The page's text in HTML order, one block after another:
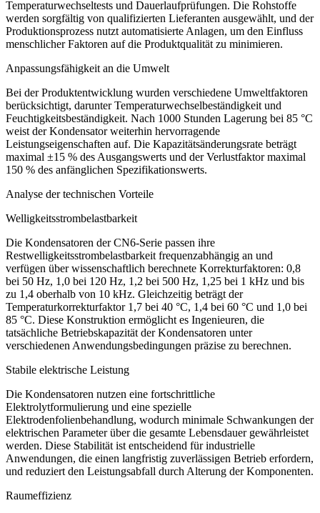
Temperaturwechseltests und Dauerlaufprüfungen. Die Rohstoffe
werden sorgfältig von qualifizierten Lieferanten ausgewählt, und der
Produktionsprozess nutzt automatisierte Anlagen, um den Einfluss
menschlicher Faktoren auf die Produktqualität zu minimieren.
Anpassungsfähigkeit an die Umwelt
Bei der Produktentwicklung wurden verschiedene Umweltfaktoren
berücksichtigt, darunter Temperaturwechselbeständigkeit und
Feuchtigkeitsbeständigkeit. Nach 1000 Stunden Lagerung bei 85 °C
weist der Kondensator weiterhin hervorragende
Leistungseigenschaften auf. Die Kapazitätsänderungsrate beträgt
maximal ±15 % des Ausgangswerts und der Verlustfaktor maximal
150 % des anfänglichen Spezifikationswerts.
Analyse der technischen Vorteile
Welligkeitsstrombelastbarkeit
Die Kondensatoren der CN6-Serie passen ihre
Restwelligkeitsstrombelastbarkeit frequenzabhängig an und
verfügen über wissenschaftlich berechnete Korrekturfaktoren: 0,8
bei 50 Hz, 1,0 bei 120 Hz, 1,2 bei 500 Hz, 1,25 bei 1 kHz und bis
zu 1,4 oberhalb von 10 kHz. Gleichzeitig beträgt der
Temperaturkorrekturfaktor 1,7 bei 40 °C, 1,4 bei 60 °C und 1,0 bei
85 °C. Diese Konstruktion ermöglicht es Ingenieuren, die
tatsächliche Betriebskapazität der Kondensatoren unter
verschiedenen Anwendungsbedingungen präzise zu berechnen.
Stabile elektrische Leistung
Die Kondensatoren nutzen eine fortschrittliche
Elektrolytformulierung und eine spezielle
Elektrodenfolienbehandlung, wodurch minimale Schwankungen der
elektrischen Parameter über die gesamte Lebensdauer gewährleistet
werden. Diese Stabilität ist entscheidend für industrielle
Anwendungen, die einen langfristig zuverlässigen Betrieb erfordern,
und reduziert den Leistungsabfall durch Alterung der Komponenten.
Raumeffizienz